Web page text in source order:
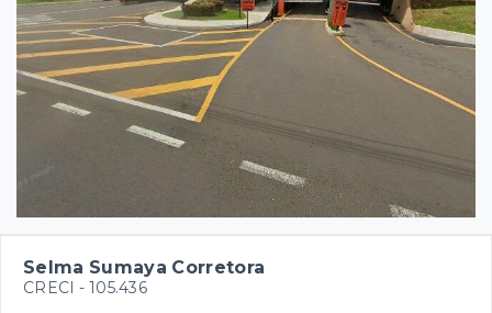
Selma Sumaya Corretora
CRECI - 105.436